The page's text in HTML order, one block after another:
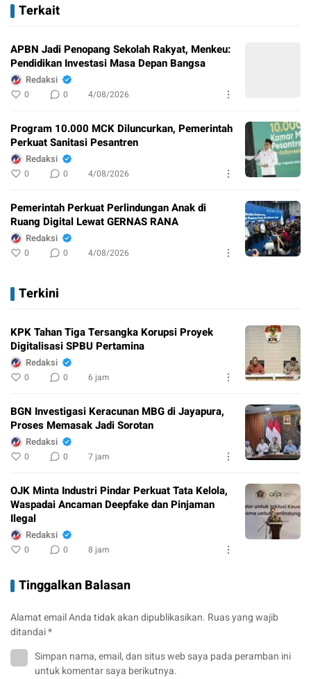
Terkait
APBN Jadi Penopang Sekolah Rakyat, Menkeu:
Pendidikan Investasi Masa Depan Bangsa
Redaksi
0 0 4/08/2026
Program 10.000 MCK Diluncurkan, Pemerintah
Perkuat Sanitasi Pesantren
Redaksi
0 0 4/08/2026
Pemerintah Perkuat Perlindungan Anak di
Ruang Digital Lewat GERNAS RANA
Redaksi
0 0 4/08/2026
Terkini
KPK Tahan Tiga Tersangka Korupsi Proyek
Digitalisasi SPBU Pertamina
Redaksi
0 0 6 jam
BGN Investigasi Keracunan MBG di Jayapura,
Proses Memasak Jadi Sorotan
Redaksi
0 0 7 jam
OJK Minta Industri Pindar Perkuat Tata Kelola,
Waspadai Ancaman Deepfake dan Pinjaman
Ilegal
Redaksi
0 0 8 jam
Tinggalkan Balasan
Alamat email Anda tidak akan dipublikasikan. Ruas yang wajib
ditandai*
Simpan nama, email, dan situs web saya pada peramban ini
untuk komentar saya berikutnya.